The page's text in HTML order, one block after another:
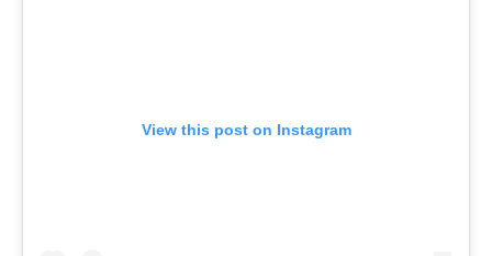
View this post on Instagram